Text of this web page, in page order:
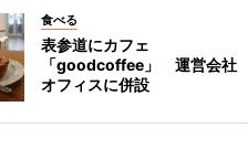
食べる
表参道にカフェ
「goodcoffee」 運営会社
オフィスに併設